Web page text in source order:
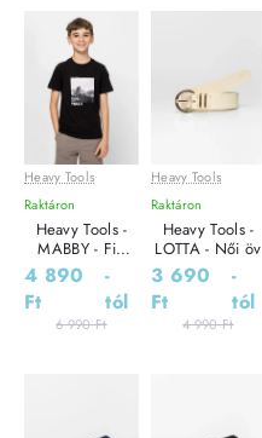
Leárazás
Heavy Tools
Raktáron
Heavy Tools -
MABBY - Fiú
póló
4 890
Ft
-
tól
6 990 Ft
Leárazás
Heavy Tools
Raktáron
Heavy Tools -
LOTTA - Női öv
3 690
Ft
-
tól
4 990 Ft